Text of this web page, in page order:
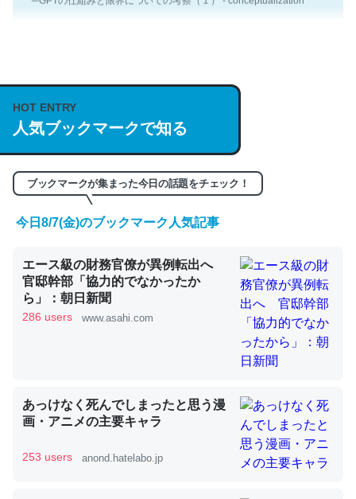
これは良記事。32768トークンだと英語小説100ページ分
くらい。小説でいう「ずっと前の伏線」は回収されないけ
ど、短期記憶というには多い分量。進化すればするほど分
かりやすく強くなりそう
─GPTの仕組みと限界についての考察（１） - conceptualization
昆虫ってカルシウム少ないのか。知らんかった。調べたら
コオロギのカルシウム分はエビの600分の1程度。
─ニュース :: 【研究発表】昆虫学の大問題＝「昆虫はなぜ海にいな
論文では「淡水はカルシウムも酸素も不足してて両方に不
利だから両方が拮抗してるのでは」とあって面白い。海に
HOT ENTRY
人気ブックマークで知る
ブックマークが集まった今日の話題をチェック！
今日8/7(金)のブックマーク人気記事
エース級の財務官僚が異例転出へ
官邸幹部「協力的でなかったか
ら」：朝日新聞
286 users www.asahi.com
あっけなく死んでしまったと思う漫
画・アニメの主要キャラ
253 users anond.hatelabo.jp